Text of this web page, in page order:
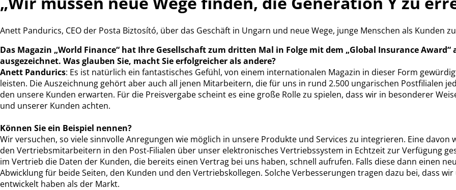
Anett Pandurics, CEO der Posta Biztosító, über das Geschäft in Ungarn und neue Wege, junge Menschen als Kunden
Das Magazin „World Finance“ hat Ihre Gesellschaft zum dritten Mal in Folge mit dem „Global Insurance
ausgezeichnet. Was glauben Sie, macht Sie erfolgreicher als andere?
Anett Pandurics: Es ist natürlich ein fantastisches Gefühl, von einem internationalen Magazin in dieser Form
leisten. Die Auszeichnung gehört aber auch all jenen Mitarbeitern, die für uns in rund 2.500 ungarischen Postfilialen
den unsere Kunden erwarten. Für die Preisvergabe scheint es eine große Rolle zu spielen, dass wir in besonderer
und unserer Kunden achten.
Können Sie ein Beispiel nennen?
Wir versuchen, so viele sinnvolle Anregungen wie möglich in unsere Produkte und Services zu integrieren. Eine
den Vertriebsmitarbeitern in den Post-Filialen über unser elektronisches Vertriebssystem in Echtzeit zur Verfügung
im Vertrieb die Daten der Kunden, die bereits einen Vertrag bei uns haben, schnell aufrufen. Falls diese dann einen
Abwicklung für beide Seiten, den Kunden und den Vertriebskollegen. Solche Verbesserungen tragen dazu bei, dass
entwickelt haben als der Markt.